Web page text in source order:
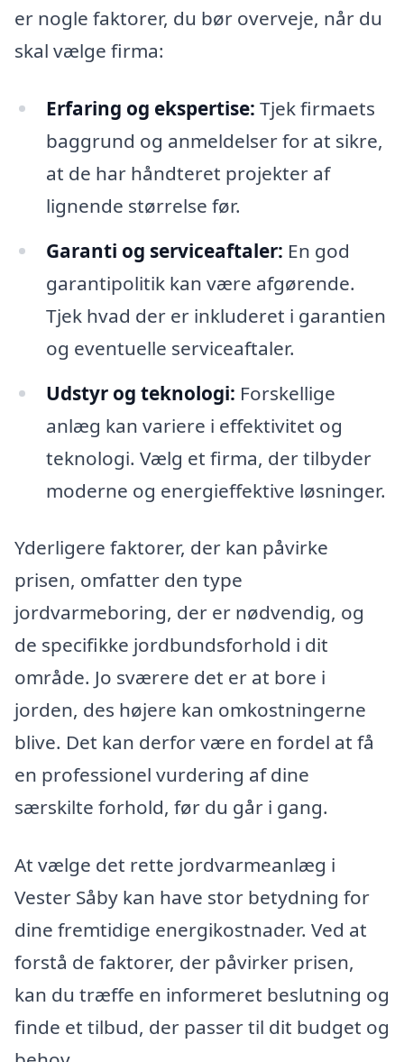
er nogle faktorer, du bør overveje, når du
skal vælge firma:
Erfaring og ekspertise: Tjek firmaets
baggrund og anmeldelser for at sikre,
at de har håndteret projekter af
lignende størrelse før.
Garanti og serviceaftaler: En god
garantipolitik kan være afgørende.
Tjek hvad der er inkluderet i garantien
og eventuelle serviceaftaler.
Udstyr og teknologi: Forskellige
anlæg kan variere i effektivitet og
teknologi. Vælg et firma, der tilbyder
moderne og energieffektive løsninger.
Yderligere faktorer, der kan påvirke
prisen, omfatter den type
jordvarmeboring, der er nødvendig, og
de specifikke jordbundsforhold i dit
område. Jo sværere det er at bore i
jorden, des højere kan omkostningerne
blive. Det kan derfor være en fordel at få
en professionel vurdering af dine
særskilte forhold, før du går i gang.
At vælge det rette jordvarmeanlæg i
Vester Såby kan have stor betydning for
dine fremtidige energikostnader. Ved at
forstå de faktorer, der påvirker prisen,
kan du træffe en informeret beslutning og
finde et tilbud, der passer til dit budget og